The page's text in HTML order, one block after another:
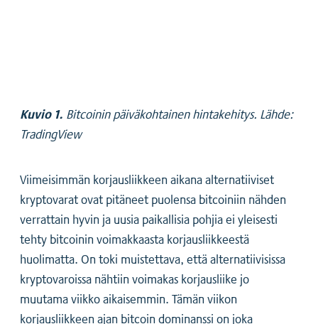
Kuvio 1. Bitcoinin päiväkohtainen hintakehitys. Lähde:
TradingView
Viimeisimmän korjausliikkeen aikana alternatiiviset
kryptovarat ovat pitäneet puolensa bitcoiniin nähden
verrattain hyvin ja uusia paikallisia pohjia ei yleisesti
tehty bitcoinin voimakkaasta korjausliikkeestä
huolimatta. On toki muistettava, että alternatiivisissa
kryptovaroissa nähtiin voimakas korjausliike jo
muutama viikko aikaisemmin. Tämän viikon
korjausliikkeen ajan bitcoin dominanssi on joka